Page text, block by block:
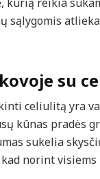
sąlygomis
su
celiulitą yra
kūnas
sukelia
norint